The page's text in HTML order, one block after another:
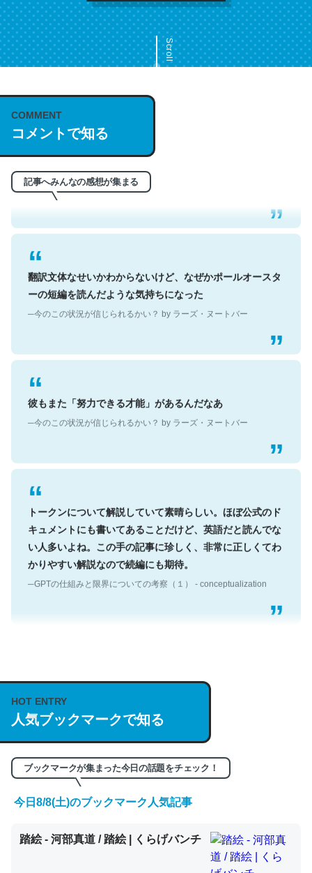
Scroll
COMMENT
コメントで知る
記事へみんなの感想が集まる
これは名文。彼はとてもクレバーなんだろうなと凄く思
─今のこの状況が信じられるかい？ by ラーズ・ヌートバー
翻訳文体なせいかわからないけど、なぜかポールオースタ
ーの短編を読んだような気持ちになった
─今のこの状況が信じられるかい？ by ラーズ・ヌートバー
彼もまた「努力できる才能」があるんだなあ
─今のこの状況が信じられるかい？ by ラーズ・ヌートバー
トークンについて解説していて素晴らしい。ほぼ公式のド
キュメントにも書いてあることだけど、英語だと読んでな
い人多いよね。この手の記事に珍しく、非常に正しくてわ
かりやすい解説なので続編にも期待。
─GPTの仕組みと限界についての考察（１） - conceptualization
説してる記事が少ないので貴重な良記事。/続編来た
https://isobe324649.hatenablog.com/entry/2023/03/27
/064121
─GPTの仕組みと限界についての考察（１） - conceptualization
くらい。小説でいう「ずっと前の伏線」は回収されないけ
ど、短期記憶というには多い分量。進化すればするほど分
HOT ENTRY
人気ブックマークで知る
ブックマークが集まった今日の話題をチェック！
今日8/8(土)のブックマーク人気記事
踏絵 - 河部真道 / 踏絵 | くらげバンチ